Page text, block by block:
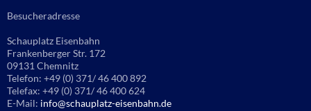
Besucheradresse
Schauplatz Eisenbahn
Frankenberger Str. 172
09131 Chemnitz
Telefon: +49 (0) 371/ 46 400 892
Telefax: +49 (0) 371/ 46 400 624
E-Mail: info@schauplatz-eisenbahn.de